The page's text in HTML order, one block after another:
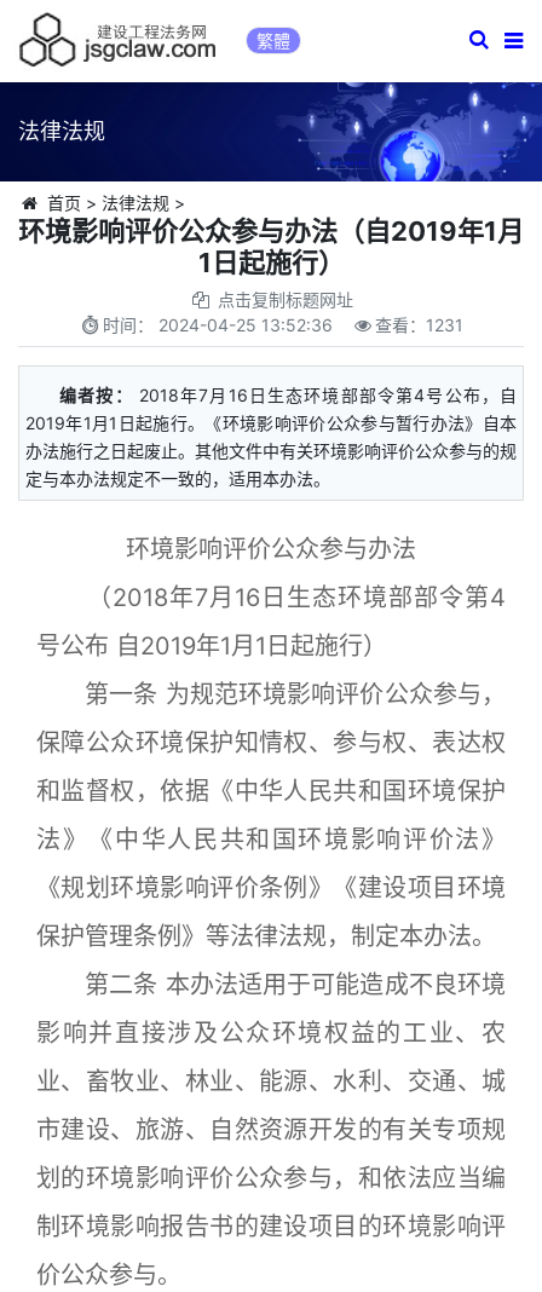
繁體
法律法规
首页 > 法律法规 >
环境影响评价公众参与办法（自2019年1月
1日起施行）
点击复制标题网址
时间： 2024-04-25 13:52:36 查看： 1231
编者按：
2018年7月16日生态环境部部令第4号公布，自
2019年1月1日起施行。《环境影响评价公众参与暂行办法》自本
办法施行之日起废止。其他文件中有关环境影响评价公众参与的规
定与本办法规定不一致的，适用本办法。
环境影响评价公众参与办法
（2018年7月16日生态环境部部令第4
号公布 自2019年1月1日起施行）
第一条 为规范环境影响评价公众参与，
保障公众环境保护知情权、参与权、表达权
和监督权，依据《中华人民共和国环境保护
法》《中华人民共和国环境影响评价法》
《规划环境影响评价条例》《建设项目环境
保护管理条例》等法律法规，制定本办法。
第二条 本办法适用于可能造成不良环境
影响并直接涉及公众环境权益的工业、农
业、畜牧业、林业、能源、水利、交通、城
市建设、旅游、自然资源开发的有关专项规
划的环境影响评价公众参与，和依法应当编
制环境影响报告书的建设项目的环境影响评
价公众参与。